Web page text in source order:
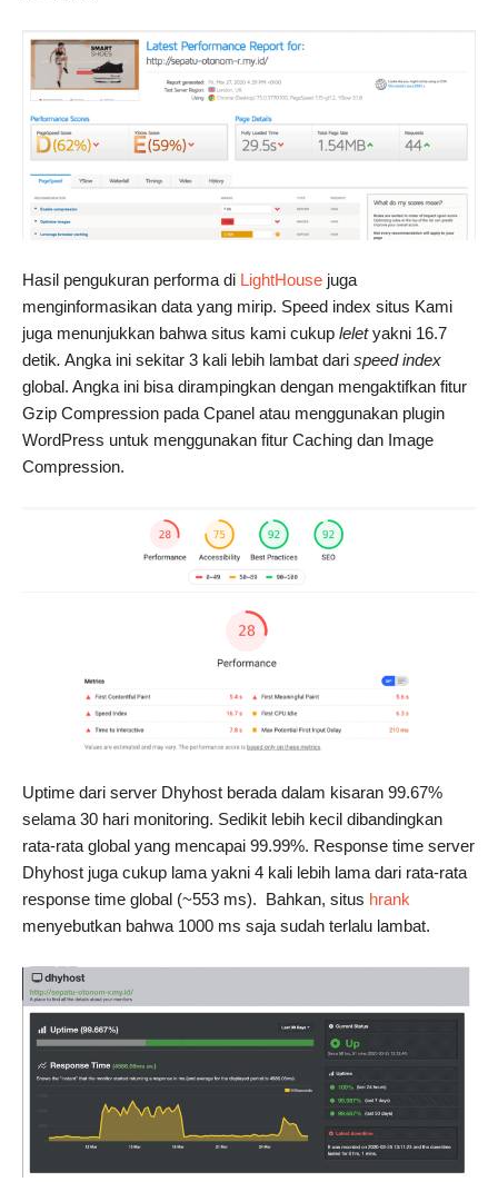
Hasil pengukuran performa di LightHouse juga
menginformasikan data yang mirip. Speed index situs Kami
juga menunjukkan bahwa situs kami cukup leletyakni 16.7
detik. Angka ini sekitar 3 kali lebih lambat dari speed index
global. Angka ini bisa dirampingkan dengan mengaktifkan fitur
Gzip Compression pada Cpanel atau menggunakan plugin
WordPress untuk menggunakan fitur Caching dan Image
Compression.
Uptime dari server Dhyhost berada dalam kisaran 99.67%
selama 30 hari monitoring. Sedikit lebih kecil dibandingkan
rata-rata global yang mencapai 99.99%. Response time server
Dhyhost juga cukup lama yakni 4 kali lebih lama dari rata-rata
response time global (~553 ms). Bahkan, situs hrank
menyebutkan bahwa 1000 ms saja sudah terlalu lambat.